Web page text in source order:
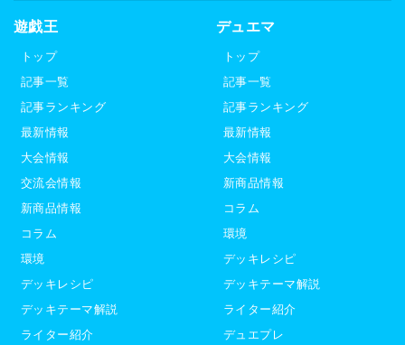
遊戯王
トップ
記事一覧
記事ランキング
最新情報
大会情報
交流会情報
新商品情報
コラム
環境
デッキレシピ
デッキテーマ解説
ライター紹介
デュエマ
トップ
記事一覧
記事ランキング
最新情報
大会情報
新商品情報
コラム
環境
デッキレシピ
デッキテーマ解説
ライター紹介
デュエプレ